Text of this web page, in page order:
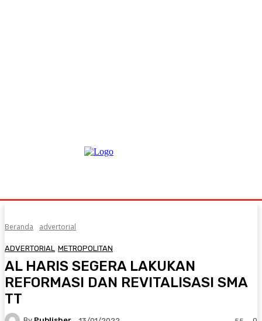
Beranda advertorial
ADVERTORIAL METROPOLITAN
AL HARIS SEGERA LAKUKAN
REFORMASI DAN REVITALISASI SMA
TT